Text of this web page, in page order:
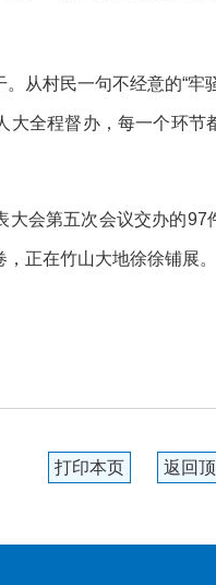
从村民一句不经意的“牢
大全程督办，每一个环
大会第五次会议交办的
正在竹山大地徐徐铺展
打印本页 返回